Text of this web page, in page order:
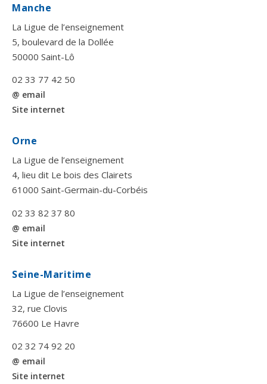
Manche
La Ligue de l’enseignement
5, boulevard de la Dollée
50000 Saint-Lô
02 33 77 42 50
@ email
Site internet
Orne
La Ligue de l’enseignement
4, lieu dit Le bois des Clairets
61000 Saint-Germain-du-Corbéis
02 33 82 37 80
@ email
Site internet
Seine-Maritime
La Ligue de l’enseignement
32, rue Clovis
76600 Le Havre
02 32 74 92 20
@ email
Site internet